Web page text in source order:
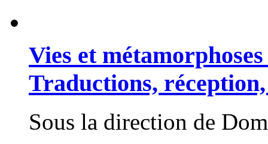
Vies et
Traductions,
Sous la direction de